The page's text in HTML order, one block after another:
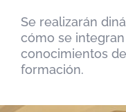
Se realizarán
cómo se
conocimientos
formación.